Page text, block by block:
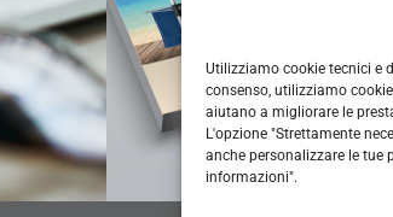
Utilizziamo cookie tecnici e
consenso, utilizziamo
aiutano a migliorare le
L'opzione "Strettamente
anche personalizzare le tue
informazioni".
RIORDINO E